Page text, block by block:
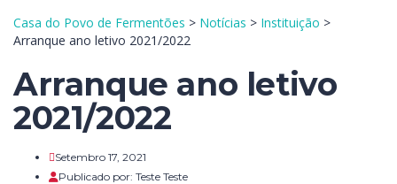
Casa do Povo de Fermentões > Notícias > Instituição >
Arranque ano letivo 2021/2022
Arranque ano letivo
2021/2022
Setembro 17, 2021
Publicado por: Teste Teste